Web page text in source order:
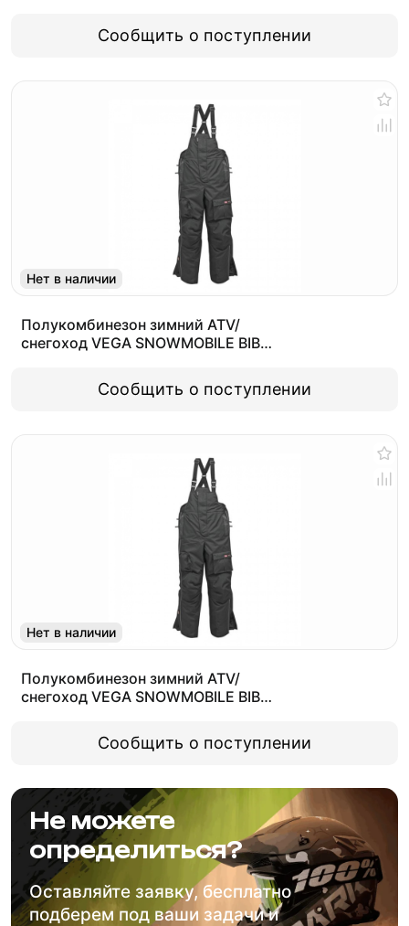
Сообщить о поступлении
Нет в наличии
Полукомбинезон зимний ATV/
снегоход VEGA SNOWMOBILE BIB
Сообщить о поступлении
Нет в наличии
Полукомбинезон зимний ATV/
снегоход VEGA SNOWMOBILE BIB
Сообщить о поступлении
Не можете
определиться?
Оставляйте заявку, бесплатно
подберем под ваши задачи и